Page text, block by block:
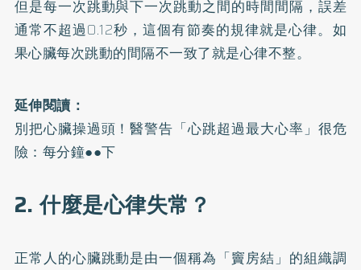
但是每一次跳動與下一次跳動之間的時間間隔，誤差
通常不超過0.12秒，這個有節奏的規律就是心律。如
果心臟每次跳動的間隔不一致了就是心律不整。
延伸閱讀：
別把心臟操過頭！醫警告「心跳超過最大心率」很危
險：每分鐘●●下
2. 什麼是心律失常？
正常人的心臟跳動是由一個稱為「竇房結」的組織調